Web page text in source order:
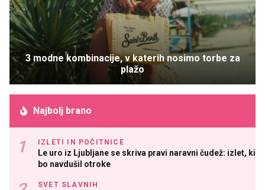
3 modne kombinacije, v katerih nosimo torbe za
plažo
Najbolj brano
IZLETI IN POČITNICE
Le uro iz Ljubljane se skriva pravi naravni čudež: izlet, ki
bo navdušil otroke
SVET SLAVNIH